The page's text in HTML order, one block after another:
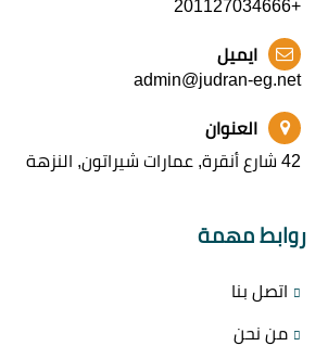
+201127034666
ايميل
admin@judran-eg.net
العنوان
42 شارع أنقرة, عمارات شيراتون, النزهة
روابط مهمة
اتصل بنا
من نحن